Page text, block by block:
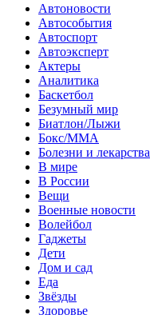
Автоновости
Автособытия
Автоспорт
Автоэксперт
Актеры
Аналитика
Баскетбол
Безумный мир
Биатлон/Лыжи
Бокс/MMA
Болезни и лекарства
В мире
В России
Вещи
Военные новости
Волейбол
Гаджеты
Дети
Дом и сад
Еда
Звёзды
Здоровье